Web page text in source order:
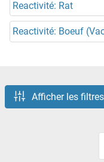
Reactivité: Rat
Reactivité: Boeuf
Afficher les filtres